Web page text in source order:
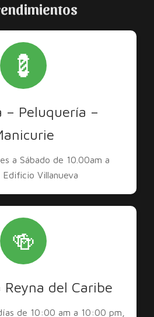
💈
– Peluquería –
a Sábado de 10.00am a
Edificio Villanueva
🍻
Reyna del Caribe
de 10:00 am a 10:00 pm,